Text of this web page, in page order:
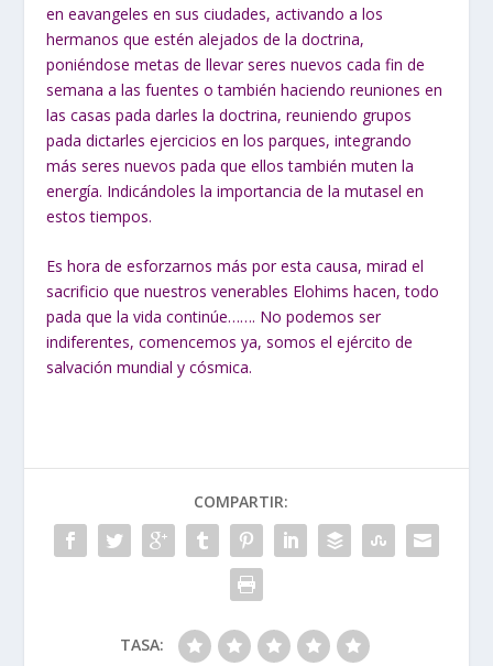
en eavangeles en sus ciudades, activando a los
hermanos que estén alejados de la doctrina,
poniéndose metas de llevar seres nuevos cada fin de
semana a las fuentes o también haciendo reuniones en
las casas pada darles la doctrina, reuniendo grupos
pada dictarles ejercicios en los parques, integrando
más seres nuevos pada que ellos también muten la
energía. Indicándoles la importancia de la mutasel en
estos tiempos.
Es hora de esforzarnos más por esta causa, mirad el
sacrificio que nuestros venerables Elohims hacen, todo
pada que la vida continúe……. No podemos ser
indiferentes, comencemos ya, somos el ejército de
salvación mundial y cósmica.
COMPARTIR:
TASA: